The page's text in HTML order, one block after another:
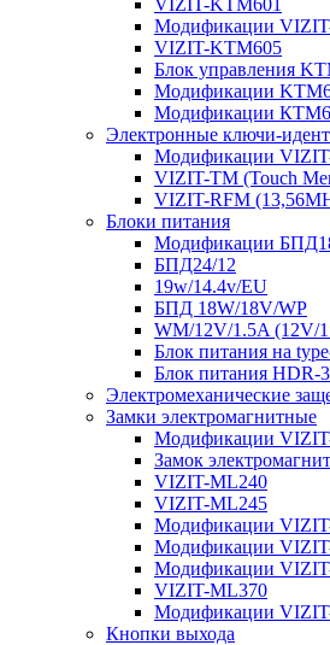
VIZIT-KTM601
Модификации
VIZIT-KTM605
Блок управления
Модификации
Модификации
Электронные ключи-
Модификации
VIZIT-TM (Touch
VIZIT-RFM
Блоки питания
Модификации
БПД24/12
19w/14.4v/EU
БПД 18W/18V/WP
WM/12V/1.5A (12V/
Блок питания на
Блок питания HDR-
Электромеханические
Замки электромагнитные
Модификации
Замок
VIZIT-ML240
VIZIT-ML245
Модификации
Модификации
Модификации
VIZIT-ML370
Модификации
Кнопки выхода